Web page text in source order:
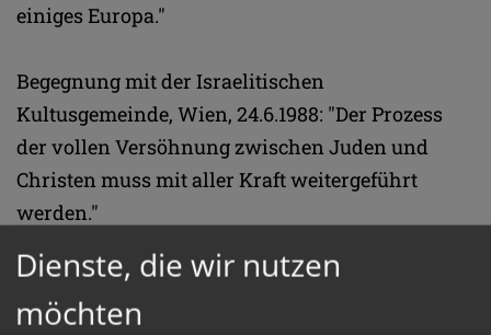
einiges Europa."
Begegnung mit der Israelitischen
Kultusgemeinde, Wien, 24.6.1988: "Der Prozess
der vollen Versöhnung zwischen Juden und
Christen muss mit aller Kraft weitergeführt
werden."
Festgottesdienst in Trausdorf an der Wulka,
24.6.1988: "Die Geschichte lehrt uns, dass
Dienste, die wir nutzen
möchten